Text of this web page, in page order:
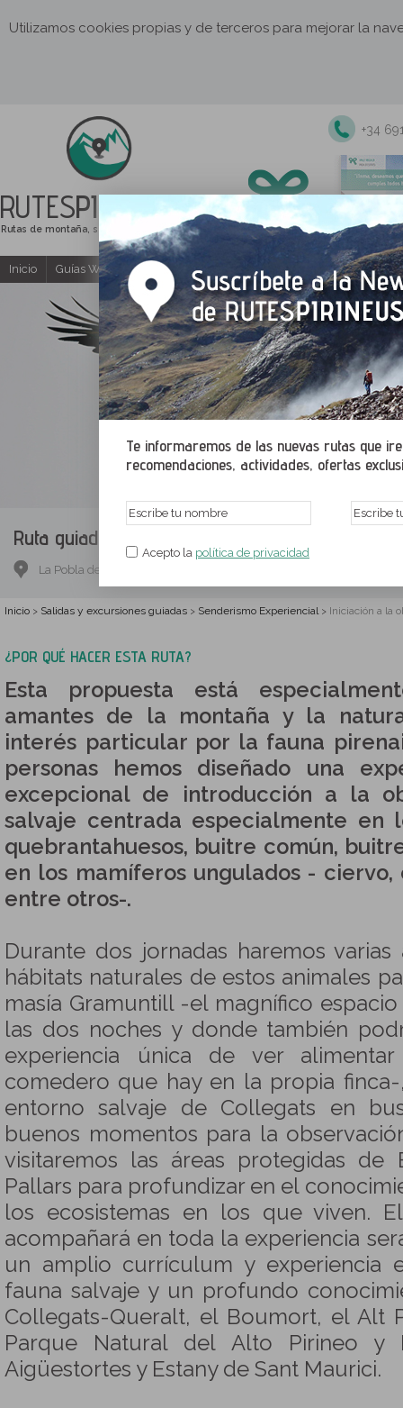
Utilizamos cookies propias y de terceros para mejorar la
RUTESPIRINEUS
Rutas de montaña, senderismo y excursiones
+34
Te informaremos de las nuevas rutas que
recomendaciones, actividades, ofertas
Acepto la política de privacidad
Inicio Guías Web y PDF gratuitas Excursiones y actividades
Ruta guiada.
La Pobla de Segur, Pallars Jussá, Lérida
Inicio > Salidas y excursiones guiadas > Senderismo Experiencial> Iniciación a la
¿POR QUÉ HACER ESTA RUTA?
Esta propuesta está
amantes de la montaña y la
interés particular por la fauna
personas hemos diseñado una
excepcional de introducción a la
salvaje centrada especialmente en
quebrantahuesos, buitre común,
en los mamíferos ungulados - ciervo,
entre otros-.
Durante dos jornadas haremos
hábitats naturales de estos animales
masía Gramuntill -el magnífico
las dos noches y donde también
experiencia única de ver
comedero que hay en la propia
entorno salvaje de Collegats en
buenos momentos para la
visitaremos las áreas protegidas
Pallars para profundizar en el
los ecosistemas en los que viven.
acompañará en toda la experiencia
un amplio currículum y experiencia
fauna salvaje y un profundo
Collegats-Queralt, el Boumort, el Alt
Parque Natural del Alto Pirineo y
Aigüestortes y Estany de Sant Maurici.